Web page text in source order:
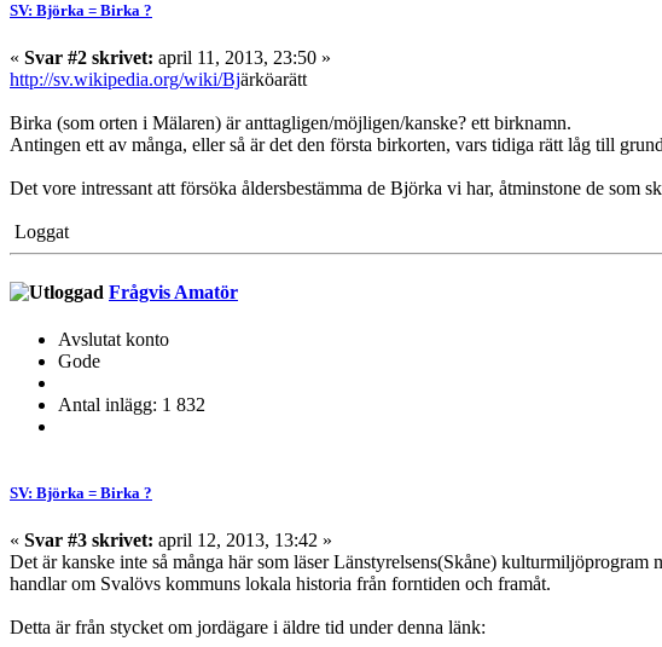
SV: Björka = Birka ?
« Svar #2 skrivet: april 11, 2013, 23:50 »
http://sv.wikipedia.org/wiki/Bjärköarätt
Birka (som orten i Mälaren) är anttagligen/möjligen/kanske? ett birknamn.
Antingen ett av många, eller så är det den första birkorten, vars tidiga rätt låg till
Det vore intressant att försöka åldersbestämma de Björka vi har, åtminstone de som
Loggat
Frågvis Amatör
Avslutat konto
Gode
Antal inlägg: 1 832
SV: Björka = Birka ?
« Svar #3 skrivet: april 12, 2013, 13:42 »
Det är kanske inte så många här som läser Länstyrelsens(Skåne)
handlar om Svalövs kommuns lokala historia från forntiden och framåt.
Detta är från stycket om jordägare i äldre tid under denna länk: